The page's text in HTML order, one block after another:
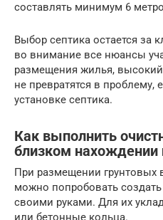
составлять минимум 6
Выбор септика остается за
во внимание все нюансы
размещения жилья,
не превратятся в проблему,
установке септика.
Как выполнить
близком нахождении
При размещении грунтовых
можно попробовать
своими руками. Для их
или бетонные кольца.